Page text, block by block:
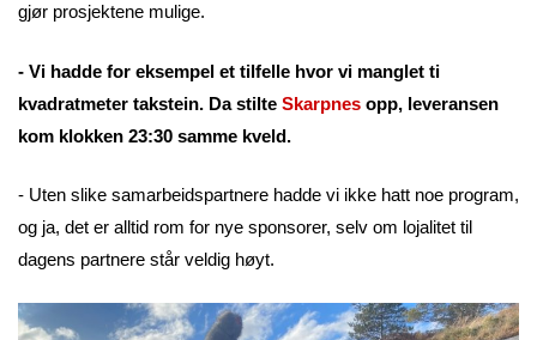
gjør prosjektene mulige.
- Vi hadde for eksempel et tilfelle hvor vi manglet ti
kvadratmeter takstein. Da stilte Skarpnes opp, leveransen
kom klokken 23:30 samme kveld.
- Uten slike samarbeidspartnere hadde vi ikke hatt noe program,
og ja, det er alltid rom for nye sponsorer, selv om lojalitet til
dagens partnere står veldig høyt.